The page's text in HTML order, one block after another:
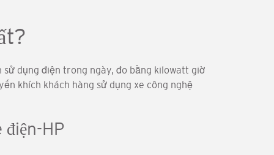
dụng điện trong ngày, đo bằng kilowatt giờ
khích khách hàng sử dụng xe công nghệ
HP